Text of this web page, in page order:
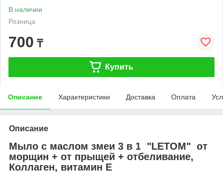
В наличии
Розница
700 ₸
Купить
Описание Характеристики Доставка Оплата
Описание
Мыло с маслом змеи 3 в 1 "LETOM" от
морщин + от прыщей + отбеливание,
Коллаген, витамин Е